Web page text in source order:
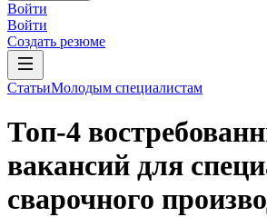
Войти
Войти
Создать резюме
СтатьиМолодым специалистам
Топ-4
вакансий для
сварочного